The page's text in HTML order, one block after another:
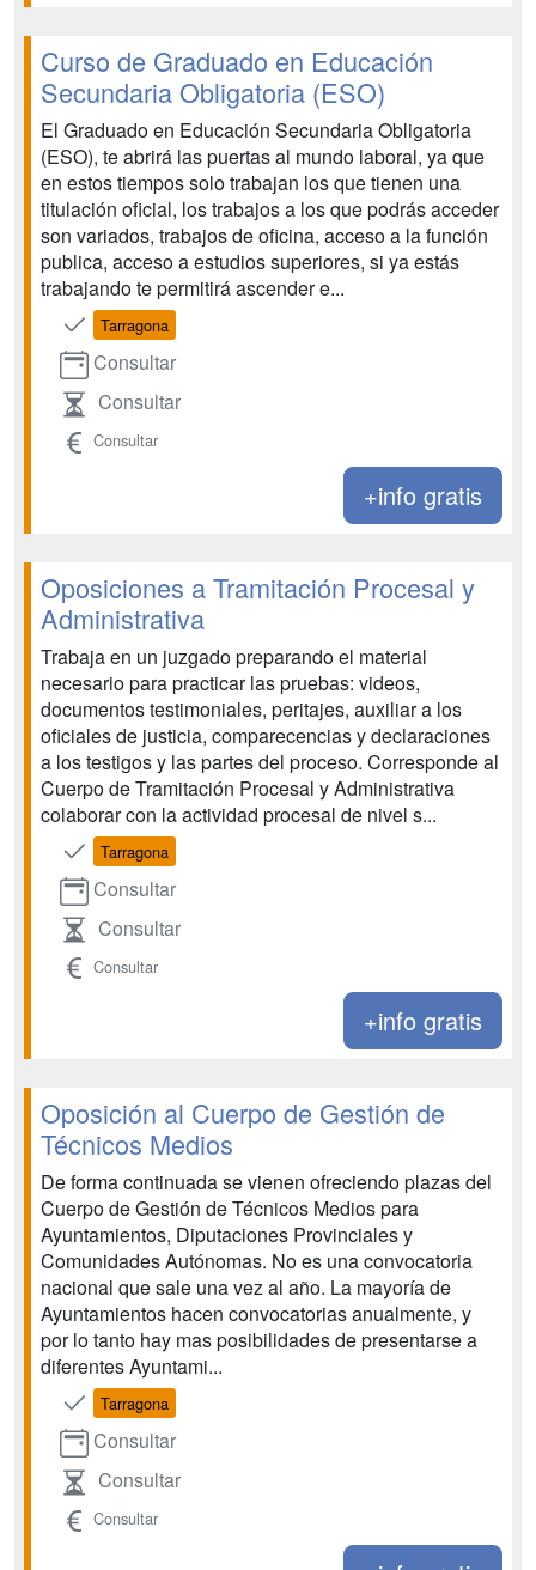
Curso de Graduado en Educación
Secundaria Obligatoria (ESO)
El Graduado en Educación Secundaria Obligatoria
(ESO), te abrirá las puertas al mundo laboral, ya que
en estos tiempos solo trabajan los que tienen una
titulación oficial, los trabajos a los que podrás acceder
son variados, trabajos de oficina, acceso a la función
publica, acceso a estudios superiores, si ya estás
trabajando te permitirá ascender e...
Tarragona
Consultar
Consultar
Consultar
+info gratis
Oposiciones a Tramitación Procesal y
Administrativa
Trabaja en un juzgado preparando el material
necesario para practicar las pruebas: videos,
documentos testimoniales, peritajes, auxiliar a los
oficiales de justicia, comparecencias y declaraciones
a los testigos y las partes del proceso. Corresponde al
Cuerpo de Tramitación Procesal y Administrativa
colaborar con la actividad procesal de nivel s...
Tarragona
Consultar
Consultar
Consultar
+info gratis
Oposición al Cuerpo de Gestión de
Técnicos Medios
De forma continuada se vienen ofreciendo plazas del
Cuerpo de Gestión de Técnicos Medios para
Ayuntamientos, Diputaciones Provinciales y
Comunidades Autónomas. No es una convocatoria
nacional que sale una vez al año. La mayoría de
Ayuntamientos hacen convocatorias anualmente, y
por lo tanto hay mas posibilidades de presentarse a
diferentes Ayuntami...
Tarragona
Consultar
Consultar
Consultar